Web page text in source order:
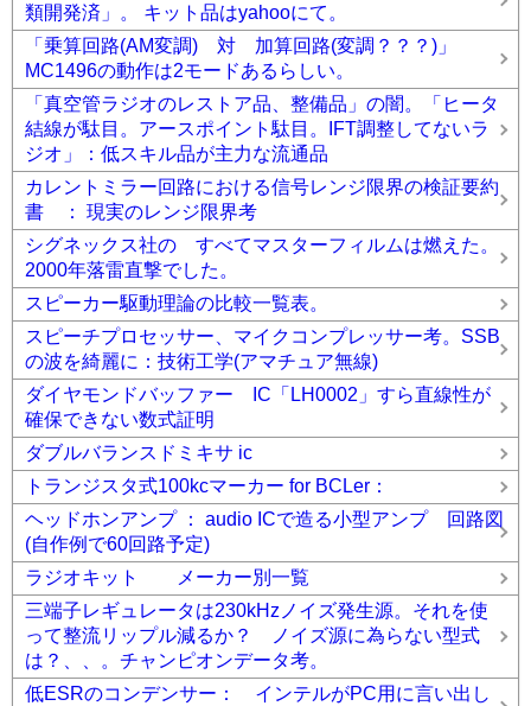
類開発済」。 キット品はyahooにて。
「乗算回路(AM変調) 対 加算回路(変調？？？)」
MC1496の動作は2モードあるらしい。
「真空管ラジオのレストア品、整備品」の闇。「ヒータ
結線が駄目。アースポイント駄目。IFT調整してないラ
ジオ」：低スキル品が主力な流通品
カレントミラー回路における信号レンジ限界の検証要約
書 ： 現実のレンジ限界考
シグネックス社の すべてマスターフィルムは燃えた。
2000年落雷直撃でした。
スピーカー駆動理論の比較一覧表。
スピーチプロセッサー、マイクコンプレッサー考。SSB
の波を綺麗に：技術工学(アマチュア無線)
ダイヤモンドバッファー IC「LH0002」すら直線性が
確保できない数式証明
ダブルバランスドミキサ ic
トランジスタ式100kcマーカー for BCLer：
ヘッドホンアンプ ： audio ICで造る小型アンプ 回路図
(自作例で60回路予定)
ラジオキット メーカー別一覧
三端子レギュレータは230kHzノイズ発生源。それを使
って整流リップル減るか？ ノイズ源に為らない型式
は？、、。チャンピオンデータ考。
低ESRのコンデンサー： インテルがPC用に言い出し